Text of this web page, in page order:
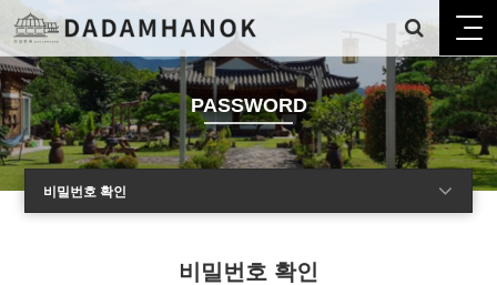
PASSWORD
비밀번호 확인
비밀번호 확인